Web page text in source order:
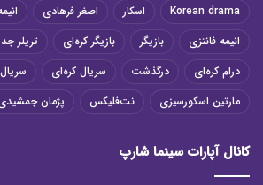
Korean drama اسکار اصغر فرهادی
انیمه فانتزی
بازیگر بازیگر کره‌ای تریلر
درام کره‌ای
درگذشت سریال کره‌ای
مارتین اسکورسیزی
نت‌فلیکس پژمان
کانال آپارات سینما شارپ